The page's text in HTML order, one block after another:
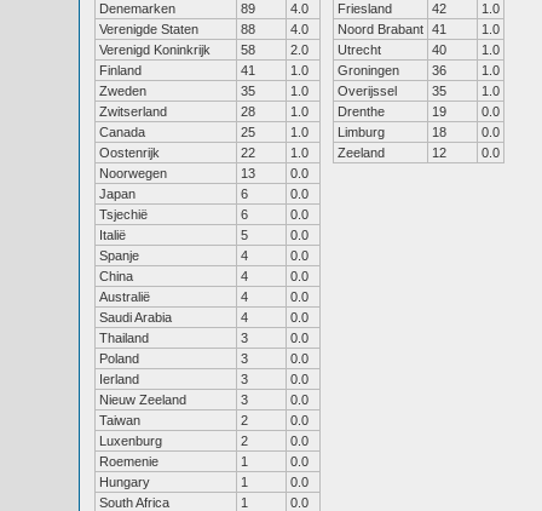
Denemarken
89
4.0
Verenigde Staten
88
4.0
Verenigd Koninkrijk
58
2.0
Finland
41
1.0
Zweden
35
1.0
Zwitserland
28
1.0
Canada
25
1.0
Oostenrijk
22
1.0
Noorwegen
13
0.0
Japan
6
0.0
Tsjechië
6
0.0
Italië
5
0.0
Spanje
4
0.0
China
4
0.0
Australië
4
0.0
Saudi Arabia
4
0.0
Thailand
3
0.0
Poland
3
0.0
Ierland
3
0.0
Nieuw Zeeland
3
0.0
Taiwan
2
0.0
Luxenburg
2
0.0
Roemenie
1
0.0
Hungary
1
0.0
South Africa
1
0.0
Friesland
42
1.0
Noord Brabant 41
1.0
Utrecht
40
1.0
Groningen
36
1.0
Overijssel
35
1.0
Drenthe
19
0.0
Limburg
18
0.0
Zeeland
12 0.0